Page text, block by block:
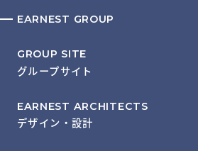
EARNEST GROUP
GROUP SITE
グループサイト
EARNEST ARCHITECTS
デザイン・設計